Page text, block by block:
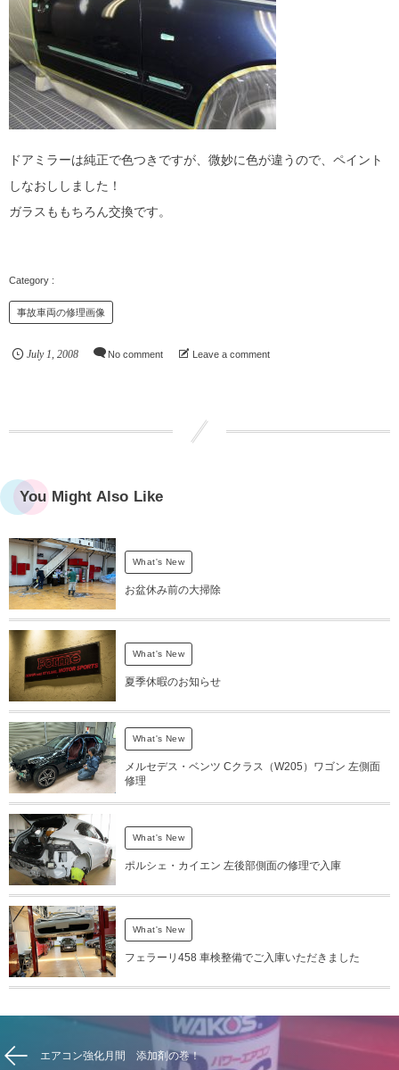
ドアミラーは純正で色つきですが、微妙に色が違うので、ペイント
しなおししました！
ガラスももちろん交換です。
事故車両の修理画像
July 1, 2008 No comment Leave a comment
You Might Also Like
What's New
お盆休み前の大掃除
What's New
夏季休暇のお知らせ
What's New
メルセデス・ベンツ Cクラス（W205）ワゴン 左側面
修理
What's New
ポルシェ・カイエン 左後部側面の修理で入庫
What's New
フェラーリ458 車検整備でご入庫いただきました
エアコン強化月間 添加剤の巻！